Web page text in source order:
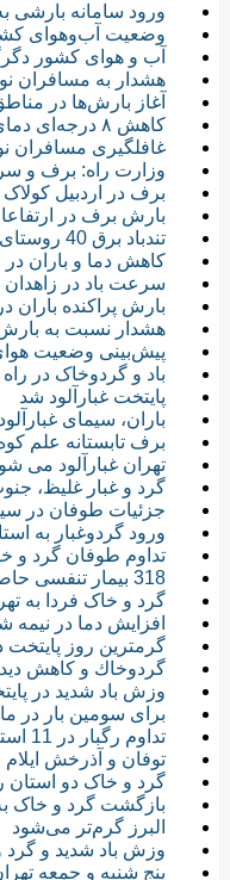
ورود سامانه بارشی
وضعیت آب‌و‌هوای
آب و هوای کشور
هشدار به مسافران
آغاز بارش‌ها در
کاهش ۸ درجه‌ای دمای هوای پایتخت
غافلگیری مسافران
وزارت راه: برف و
برف در اردبیل کولاک
بارش برف در
تندباد برق 40 روستای مهاباد را قطع کرد
کاهش دما و باران
سرعت باد در زاهدان به ۷۰ کیلومتر بر ساعت
بارش پراکنده باران
هشدار نسبت به
پیش‌بینی وضعیت
باد و گرد‌وخاک در
پایتخت غبارآلود شد
باران، سیمای
برف تابستانه علم
تهران غبارآلود می
گرد و غبار غلیظ،
جزئیات طوفان در
ورود گردوغبار به
تداوم طوفان گرد و
318 بیمار تنفسی حاصل طوفان اخیرسیستان
گرد و خاک فردا به
افزایش دما در نیمه
گرمترین روز پایتخت در
گردوخاك و كاهش
وزش باد شدید در
برای سومین بار در
تداوم رگبار در 11 استان دامنه زاگرس - کاهش دما و بارش پراکنده در شهرهای زلزله زده ایلام
توفان و آذرخش
گرد و خاک دو استان
بازگشت گرد و خاک
البرز گرم‌تر می‌شود
وزش باد شدید و گرد و خاک در
پنج شنبه و جمعه